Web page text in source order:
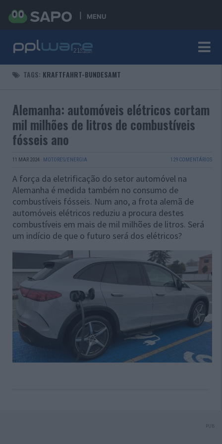
MENU
TAGS: KRAFTFAHRT-BUNDESAMT
Alemanha: automóveis elétricos cortam
mil milhões de litros de combustíveis
fósseis ano
11 MAR 2024 · MOTORES/ENERGIA 129 COMENTÁRIOS
A força da eletrificação do setor automóvel na
Alemanha é medida também no consumo de
combustíveis fósseis. Num ano, a frota alemã de
automóveis elétricos reduziu a procura destes
combustíveis em mais de mil milhões de litros. Será
um indício de que o futuro será dos elétricos?
PUB